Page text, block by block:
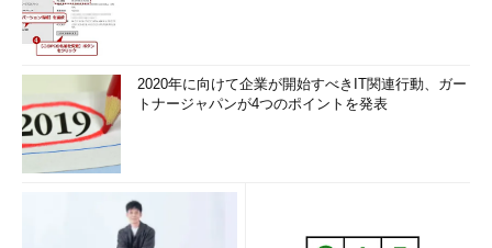
画面2 表示項目を変えるよう指定したところ（その1）
ブロックデバイスをパス付きで表示する
」オプションで、/dev/sda1のようにブロックデバイスを
2020年に向けて企業が開始すべきIT関連行動、ガー
トナージャパンが4つのポイントを発表